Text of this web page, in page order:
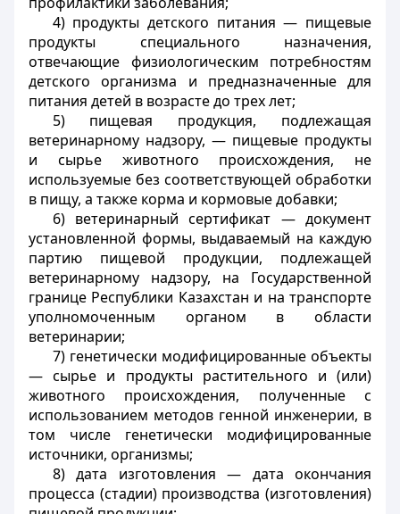
4) продукты детского питания — пищевые
продукты специального назначения,
отвечающие физиологическим потребностям
детского организма и предназначенные для
питания детей в возрасте до трех лет;
5) пищевая продукция, подлежащая
ветеринарному надзору, — пищевые продукты
и сырье животного происхождения, не
используемые без соответствующей обработки
в пищу, а также корма и кормовые добавки;
6) ветеринарный сертификат — документ
установленной формы, выдаваемый на каждую
партию пищевой продукции, подлежащей
ветеринарному надзору, на Государственной
границе Республики Казахстан и на транспорте
уполномоченным органом в области
ветеринарии;
7) генетически модифицированные объекты
— сырье и продукты растительного и (или)
животного происхождения, полученные с
использованием методов генной инженерии, в
том числе генетически модифицированные
источники, организмы;
8) дата изготовления — дата окончания
процесса (стадии) производства (изготовления)